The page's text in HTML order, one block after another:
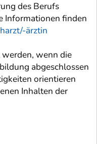
des Berufs
Informationen finden
ärztin
wenn die
abgeschlossen
orientieren
Inhalten der